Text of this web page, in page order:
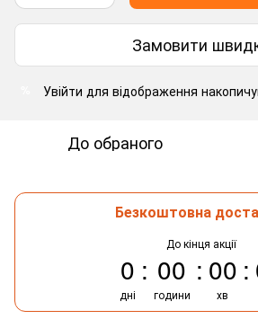
Замовити
Увійти для відображення
До обраного
Безкоштовна
До кінця акції
0
дні
00
години
00
хв